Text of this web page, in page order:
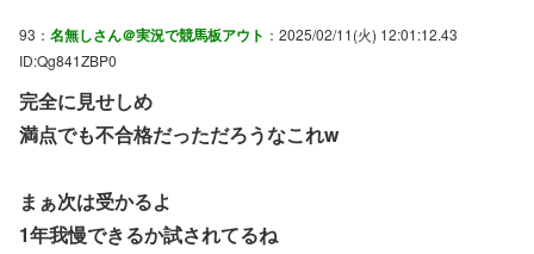
93： 名無しさん＠実況で競馬板アウト ：2025/02/11(火) 12:01:12.43
ID:Qg841ZBP0
完全に見せしめ
満点でも不合格だっただろうなこれw
まぁ次は受かるよ
1年我慢できるか試されてるね